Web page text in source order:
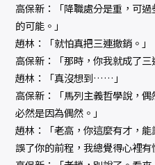
高保新：「降職處分是重，可
的可能。」
趙林：「就怕真把三連撤銷。」
高保新：「那時，你我就成了三
趙林：「真沒想到……」
高保新：「馬列主義哲學說，
必然是因為偶然。」
趙林：「老高，你這麼有才，
誤了你的前程，我總覺得心裡有